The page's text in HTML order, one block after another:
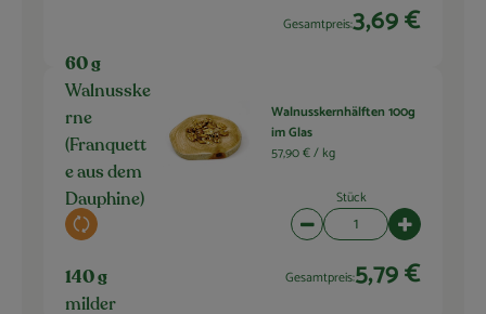
Gesamtpreis:3,69 €
60 g
Walnusske
rne
(Franquett
e aus dem
Dauphine)
Auswahl ändern
Walnusskernhälften 100g
im Glas
57,90 € / kg
Stück
Artikelanzahl verringern
Gesamtpreis:5,79 €
140 g
milder